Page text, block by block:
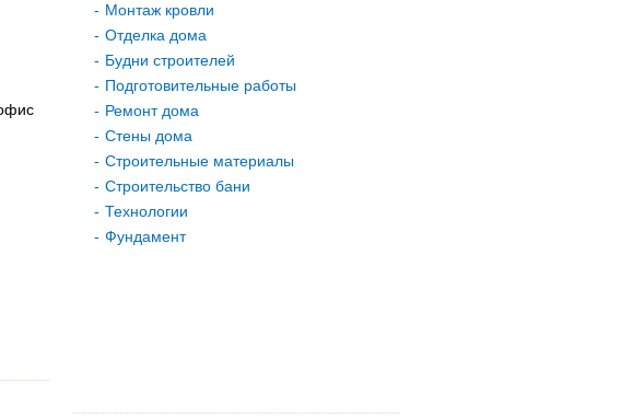
Монтаж кровли
Отделка дома
Будни строителей
Подготовительные работы
Ремонт дома
Стены дома
Строительные материалы
Строительство бани
Технологии
Фундамент